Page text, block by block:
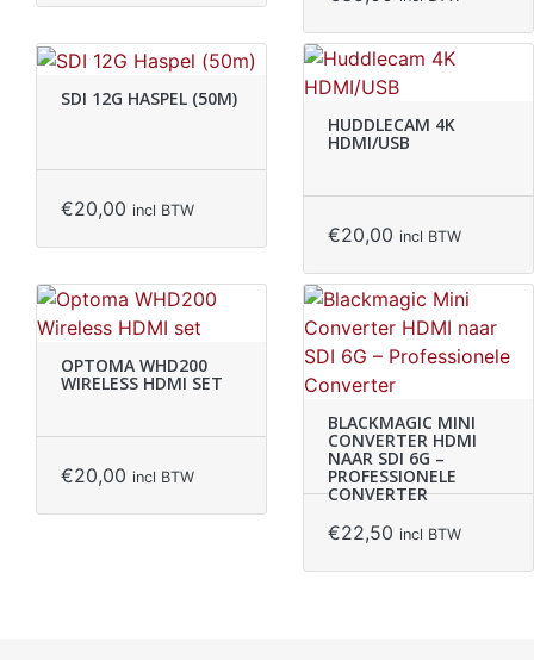
SDI 12G HASPEL (50M)
€20,00 incl BTW
HUDDLECAM 4K
HDMI/USB
€20,00 incl BTW
OPTOMA WHD200
WIRELESS HDMI SET
€20,00 incl BTW
BLACKMAGIC MINI
CONVERTER HDMI
NAAR SDI 6G –
PROFESSIONELE
CONVERTER
€22,50 incl BTW